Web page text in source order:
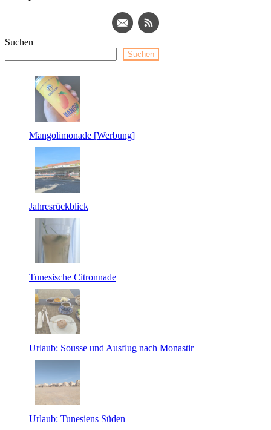
Suchen
Suchen
Mangolimonade [Werbung]
Jahresrückblick
Tunesische Citronnade
Urlaub: Sousse und Ausflug nach Monastir
Urlaub: Tunesiens Süden